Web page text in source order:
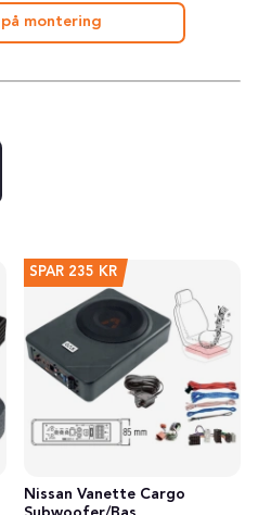
montering
SPAR 235 KR
Nissan Vanette Cargo